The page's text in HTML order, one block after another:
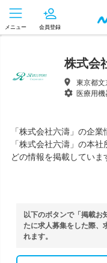
メニュー 会員登録
株式会
東京都文
医療用
「株式会社六濤」の企業
「株式会社六濤」の本
どの情報を掲載していま
以下のボタンで「掲載お
たに求人募集をした際、
れます。